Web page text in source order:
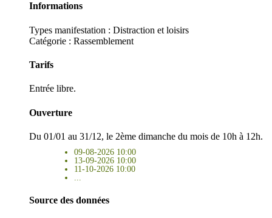
Informations
Types manifestation : Distraction et loisirs
Catégorie : Rassemblement
Tarifs
Entrée libre.
Ouverture
Du 01/01 au 31/12, le 2ème dimanche du mois de 10h à 12h.
09-08-2026 10:00
13-09-2026 10:00
11-10-2026 10:00
Source des données